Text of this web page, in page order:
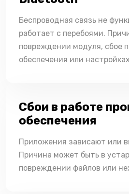
Беспроводная связь не
работает с перебоями.
повреждении модуля, сбое
обеспечения или
Сбои в работе
обеспечения
Приложения зависают или
Причина может быть в
повреждении файлов или